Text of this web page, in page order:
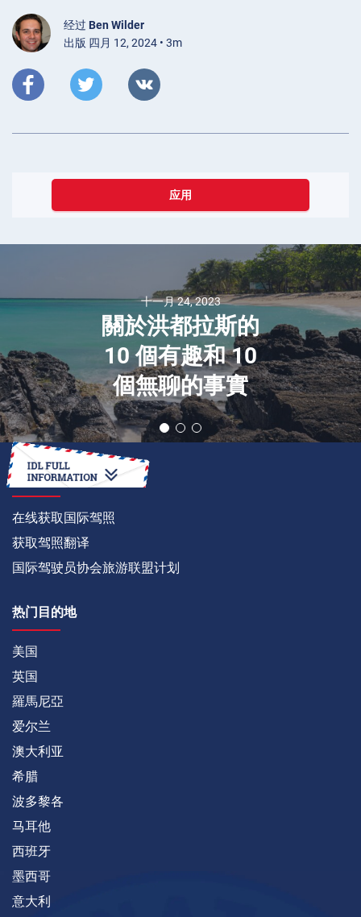
经过 Ben Wilder
出版 四月 12, 2024 • 3m
应用
十一月 24, 2023
關於洪都拉斯的
10 個有趣和 10
個無聊的事實
如何
在线获取国际驾照
获取驾照翻译
国际驾驶员协会旅游联盟计划
热门目的地
美国
英国
羅馬尼亞
爱尔兰
澳大利亚
希腊
波多黎各
马耳他
西班牙
墨西哥
意大利